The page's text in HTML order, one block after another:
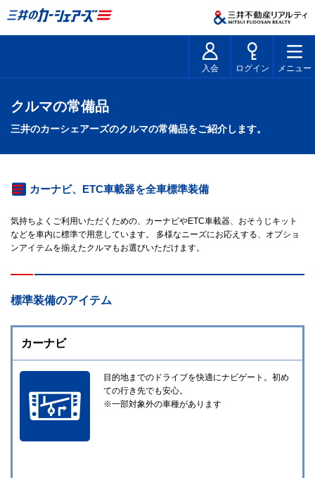
入会 ログイン メニュー
クルマの常備品
三井のカーシェアーズのクルマの常備品をご紹介します。
カーナビ、ETC車載器を全車標準装備
気持ちよくご利用いただくための、カーナビやETC車載器、おそうじキット
などを車内に標準で用意しています。 多様なニーズにお応えする、オプショ
ンアイテムを揃えたクルマもお選びいただけます。
標準装備のアイテム
カーナビ
目的地までのドライブを快適にナビゲート。初め
ての行き先でも安心。
※一部対象外の車種があります